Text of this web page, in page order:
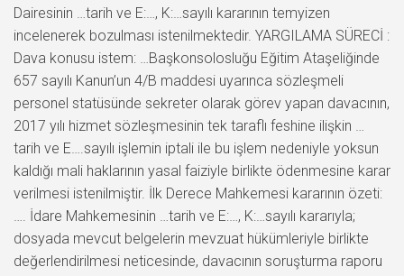
Dairesinin …tarih ve E:…, K:…sayılı kararının temyizen
incelenerek bozulması istenilmektedir. YARGILAMA SÜRECİ :
Dava konusu istem: …Başkonsolosluğu Eğitim Ataşeliğinde
657 sayılı Kanun’un 4/B maddesi uyarınca sözleşmeli
personel statüsünde sekreter olarak görev yapan davacının,
2017 yılı hizmet sözleşmesinin tek taraflı feshine ilişkin …
tarih ve E….sayılı işlemin iptali ile bu işlem nedeniyle yoksun
kaldığı mali haklarının yasal faiziyle birlikte ödenmesine karar
verilmesi istenilmiştir. İlk Derece Mahkemesi kararının özeti:
…. İdare Mahkemesinin …tarih ve E:…, K:…sayılı kararıyla;
dosyada mevcut belgelerin mevzuat hükümleriyle birlikte
değerlendirilmesi neticesinde, davacının soruşturma raporu